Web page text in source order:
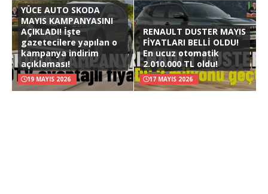
YÜCE AUTO SKODA
MAYIS KAMPANYASINI
AÇIKLADI! İşte
gazetecilere yapılan o
kampanya indirim
açıklaması!
19 MAYIS 2026
RENAULT DUSTER MAYIS
FİYATLARI BELLİ OLDU!
En ucuz otomatik
2.010.000 TL oldu!
17 MAYIS 2026